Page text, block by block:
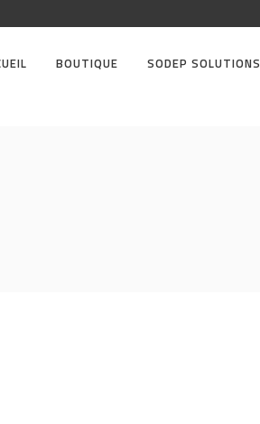
BOUTIQUE SODEP SOLUTIONS